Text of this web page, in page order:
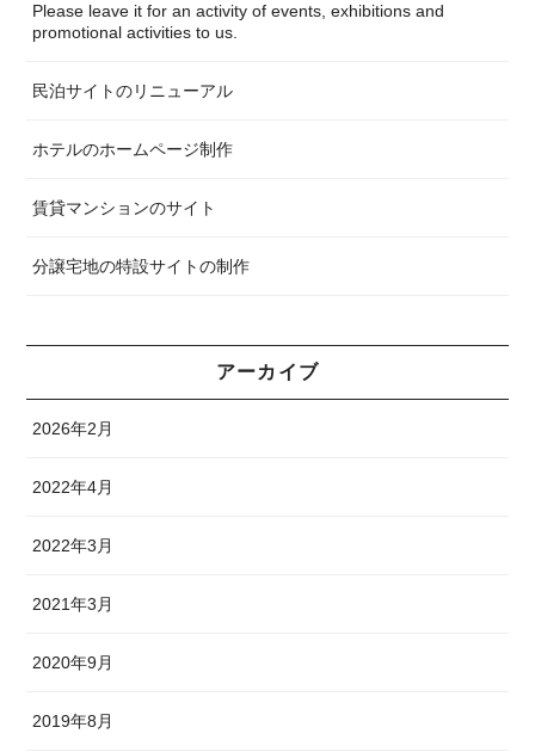
Please leave it for an activity of events, exhibitions and
promotional activities to us.
民泊サイトのリニューアル
ホテルのホームページ制作
賃貸マンションのサイト
分譲宅地の特設サイトの制作
アーカイブ
2026年2月
2022年4月
2022年3月
2021年3月
2020年9月
2019年8月